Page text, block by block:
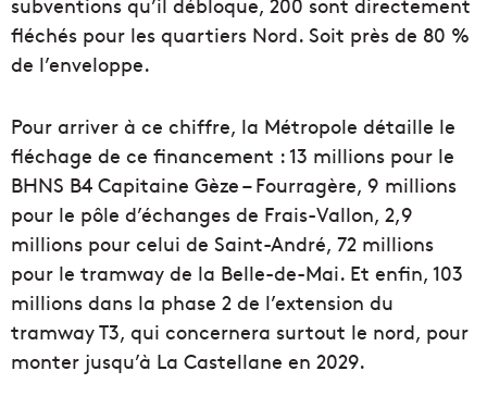
fléchés pour les quartiers Nord. Soit près de 80 %
de l’enveloppe.
Pour arriver à ce chiffre, la Métropole détaille le
fléchage de ce financement : 13 millions pour le
BHNS B4 Capitaine Gèze – Fourragère, 9 millions
pour le pôle d’échanges de Frais-Vallon, 2,9
millions pour celui de Saint-André, 72 millions
pour le tramway de la Belle-de-Mai. Et enfin, 103
millions dans la phase 2 de l’extension du
tramway T3, qui concernera surtout le nord, pour
monter jusqu’à La Castellane en 2029.